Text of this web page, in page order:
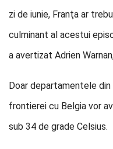
zi de iunie, Franţa ar
culminant al acestui
a avertizat Adrien
Doar departamentele din
frontierei cu Belgia vor
sub 34 de grade Celsius.